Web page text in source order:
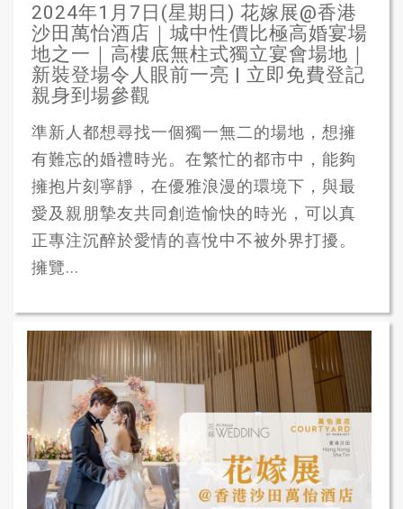
2024年1月7日(星期日) 花嫁展@香港
沙田萬怡酒店｜城中性價比極高婚宴場
地之一｜高樓底無柱式獨立宴會場地｜
新裝登場令人眼前一亮 | 立即免費登記
親身到場參觀
準新人都想尋找一個獨一無二的場地，想擁
有難忘的婚禮時光。在繁忙的都市中，能夠
擁抱片刻寧靜，在優雅浪漫的環境下，與最
愛及親朋摯友共同創造愉快的時光，可以真
正專注沉醉於愛情的喜悅中不被外界打擾。
擁覽...